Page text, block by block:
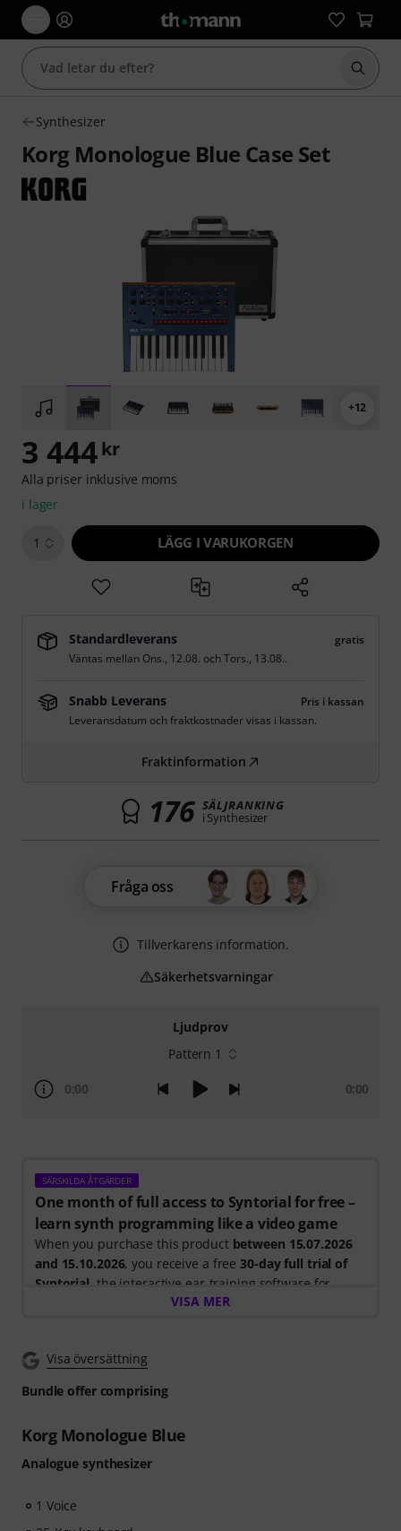
Börja
Synthesizer
Korg Monologue Blue Case Set
+12
Ljudprov
Pattern 1
0:00 0:00
SÄRSKILDA ÅTGÄRDER
One month of full access to Syntorial for free –
learn synth programming like a video game
When you purchase this product between 15.07.2026
and 15.10.2026, you receive a free30-day full trial of
Syntorial , the interactive ear-training software for
learn how oscillators, filters, modulation and effects
work together to create real patches.
by e-mail after your order. No credit card required. The
trial ends automatically after expiry.
VISA MER
Visa översättning
Bundle offer comprising
Korg Monologue Blue
Analogue synthesizer
1 Voice
3 444 kr
Alla priser inklusive moms
i lager
1 LÄGG I VARUKORGEN
Standardleverans
gratis
Väntas mellan Ons., 12.08. ochTors., 13.08..
Snabb Leverans
Pris i kassan
Leveransdatum och fraktkostnader visas i kassan.
Fraktinformation
176 SÄLJRANKING
i Synthesizer
Fråga oss
Tillverkarens information.
Säkerhetsvarningar